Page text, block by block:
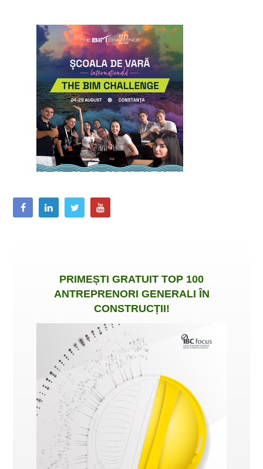
PRIMEȘTI GRATUIT TOP 100
ANTREPRENORI GENERALI ÎN
CONSTRUCȚII!